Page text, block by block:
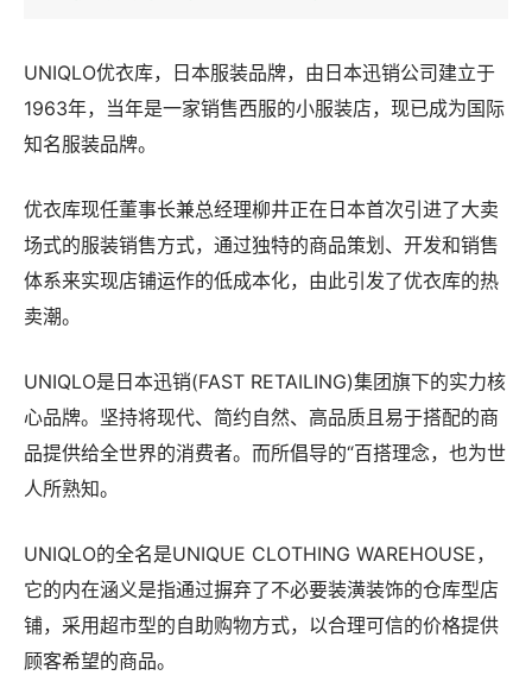
UNIQLO优衣库，日本服装品牌，由日本迅销公司建立于
1963年，当年是一家销售西服的小服装店，现已成为国际
知名服装品牌。
优衣库现任董事长兼总经理柳井正在日本首次引进了大卖
场式的服装销售方式，通过独特的商品策划、开发和销售
体系来实现店铺运作的低成本化，由此引发了优衣库的热
卖潮。
UNIQLO是日本迅销(FAST RETAILING)集团旗下的实力核
心品牌。坚持将现代、简约自然、高品质且易于搭配的商
品提供给全世界的消费者。而所倡导的“百搭理念，也为世
人所熟知。
UNIQLO的全名是UNIQUE CLOTHING WAREHOUSE，
它的内在涵义是指通过摒弃了不必要装潢装饰的仓库型店
铺，采用超市型的自助购物方式，以合理可信的价格提供
顾客希望的商品。